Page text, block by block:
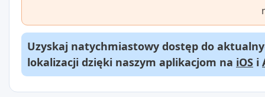
Uzyskaj natychmiastowy dostęp do
lokalizacji dzięki naszym aplikacjom na iOS i